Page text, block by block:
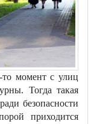
момент с улиц
Тогда такая
безопасности
приходится